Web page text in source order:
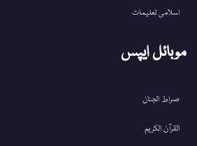
اسلامی تعلیمات
موبائل ایپس
صراط الجنان
القرآن الکریم